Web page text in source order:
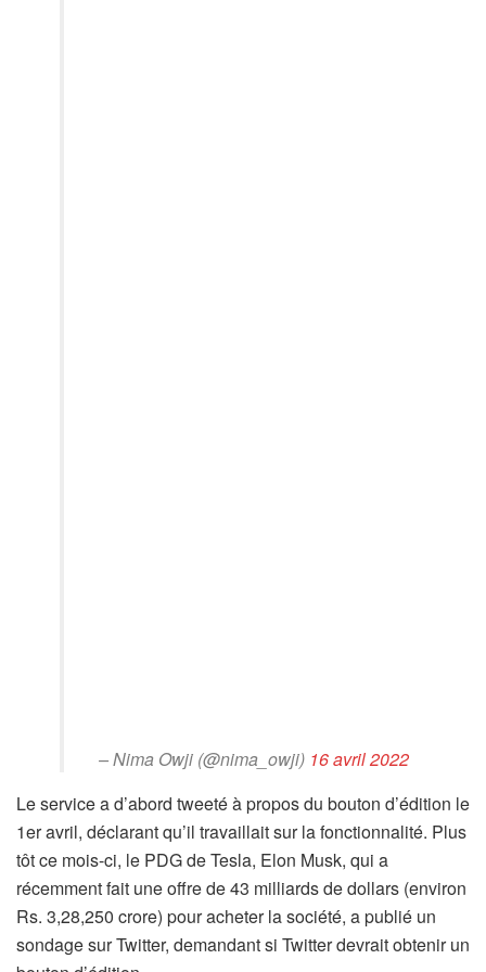
– Nima Owji (@nima_owji) 16 avril 2022
Le service a d’abord tweeté à propos du bouton d’édition le
1er avril, déclarant qu’il travaillait sur la fonctionnalité. Plus
tôt ce mois-ci, le PDG de Tesla, Elon Musk, qui a
récemment fait une offre de 43 milliards de dollars (environ
Rs. 3,28,250 crore) pour acheter la société, a publié un
sondage sur Twitter, demandant si Twitter devrait obtenir un